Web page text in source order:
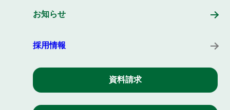
お知らせ
採用情報
資料請求